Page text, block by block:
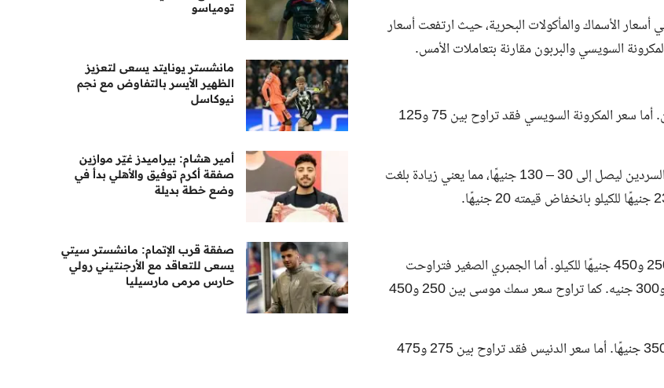
4 يونيو 2026، تباينًا ملحوظًا في أسعار الأسماك والمأكولات البحرية، حيث ارتفعت أسعار
السويسي والبربون مقارنة بتعاملات الأمس.
تراوح سعر كيلو السمك البلطي بين 80 و84 جنيهًا، بزيادة قدرها جنيهين. أما سعر المكرونة السويسي فقد تراوح بين 75 و125
ارتفع سعر الكابوريا ليتراوح بين 50 و190 جنيهًا للكيلو، بينما قفز سعر السردين ليصل إلى 30 – 130 جنيهًا، مما يعني زيادة بلغت
بالنسبة للأسماك الأخرى، سجل السبيط والكاليماري أسعارًا تتراوح بين 250 و450 جنيهًا للكيلو. أما الجمبري الصغير فتراوحت
أسعاره بين 200 و400 جنيه، في حين بلغ سعر قشر البياض بين 200 و300 جنيه. كما تراوح سعر سمك موسى بين 250 و450
سجل البوري أسعارًا تتراوح بين 140 و170 جنيهًا، والوقار بين 150 و350 جنيهًا. أما سعر الدنيس فقد تراوح بين 275 و475
تومياسو
مانشستر يونايتد يسعى لتعزيز
الظهير الأيسر بالتفاوض مع نجم
نيوكاسل
أمير هشام: بيراميدز غيّر موازين
صفقة أكرم توفيق والأهلي بدأ في
وضع خطة بديلة
صفقة قرب الإتمام: مانشستر سيتي
يسعى للتعاقد مع الأرجنتيني رولي
حارس مرمى مارسيليا